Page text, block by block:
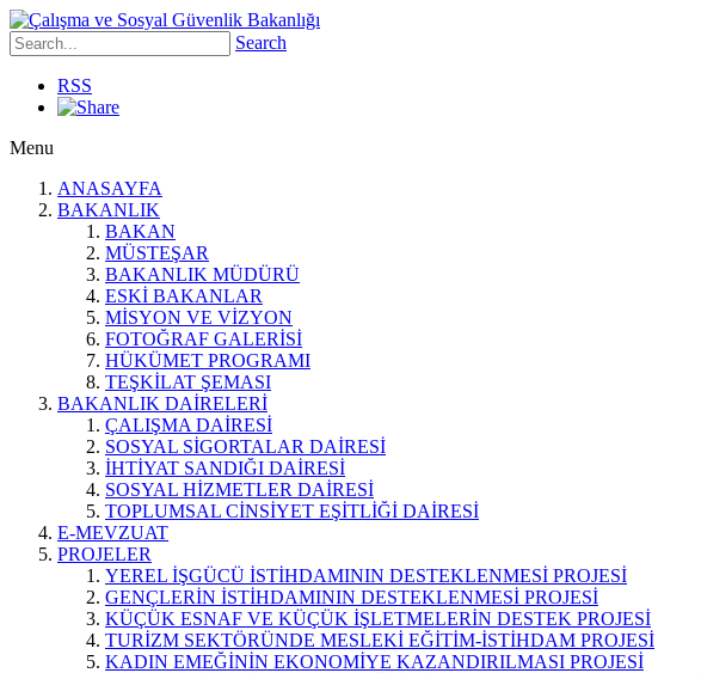
Search
RSS
Menu
ANASAYFA
BAKANLIK
BAKAN
MÜSTEŞAR
BAKANLIK MÜDÜRÜ
ESKİ BAKANLAR
MİSYON VE VİZYON
FOTOĞRAF GALERİSİ
HÜKÜMET PROGRAMI
TEŞKİLAT ŞEMASI
BAKANLIK DAİRELERİ
ÇALIŞMA DAİRESİ
SOSYAL SİGORTALAR DAİRESİ
İHTİYAT SANDIĞI DAİRESİ
SOSYAL HİZMETLER DAİRESİ
TOPLUMSAL CİNSİYET EŞİTLİĞİ DAİRESİ
E-MEVZUAT
PROJELER
YEREL İŞGÜCÜ İSTİHDAMININ DESTEKLENMESİ PROJESİ
GENÇLERİN İSTİHDAMININ DESTEKLENMESİ PROJESİ
KÜÇÜK ESNAF VE KÜÇÜK İŞLETMELERİN DESTEK PROJESİ
TURİZM SEKTÖRÜNDE MESLEKİ EĞİTİM-İSTİHDAM PROJESİ
KADIN EMEĞİNİN EKONOMİYE KAZANDIRILMASI PROJESİ